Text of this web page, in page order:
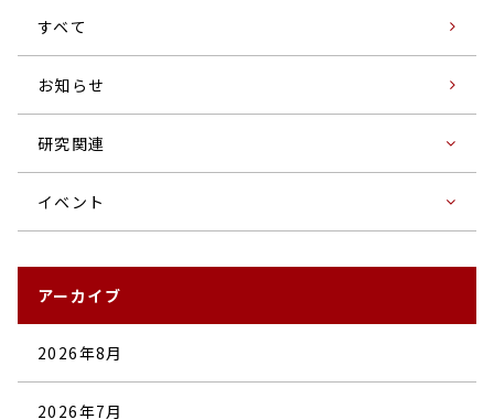
すベて
お知らせ
研究関連
イベント
アーカイブ
2026年8月
2026年7月